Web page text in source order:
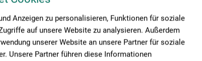
Anzeigen zu personalisieren, Funktionen für soziale
auf unsere Website zu analysieren. Außerdem
unserer Website an unsere Partner für soziale
Unsere Partner führen diese Informationen